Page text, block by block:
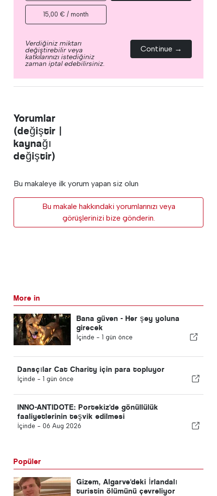
15,00 € / month
Verdiğiniz miktarı
değiştirebilir veya
katkılarınızı istediğiniz
zaman iptal edebilirsiniz.
Continue →
Yorumlar
(değiştir |
kaynağı
değiştir)
Bu makaleye ilk yorum yapan siz olun
Bu makale hakkındaki yorumlarınızı veya
görüşlerinizi bize gönderin.
More in
Bana güven - Her şey yoluna
girecek
İçinde - 1 gün önce
Dansçılar Cat Charity için para topluyor
İçinde - 1 gün önce
INNO-ANTIDOTE: Portekiz'de gönüllülük
faaliyetlerinin teşvik edilmesi
İçinde - 06 Aug 2026
Popüler
Gizem, Algarve'deki İrlandalı
turistin ölümünü çevreliyor